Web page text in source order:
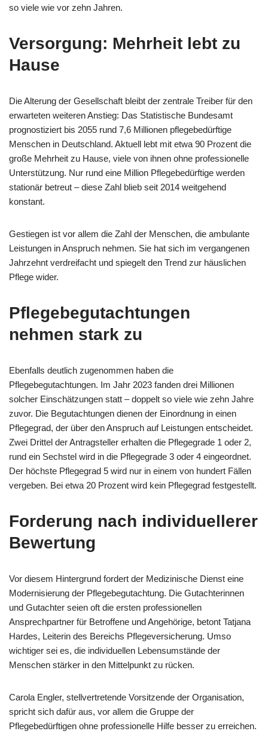
so viele wie vor zehn Jahren.
Versorgung: Mehrheit lebt zu
Hause
Die Alterung der Gesellschaft bleibt der zentrale Treiber für den
erwarteten weiteren Anstieg: Das Statistische Bundesamt
prognostiziert bis 2055 rund 7,6 Millionen pflegebedürftige
Menschen in Deutschland. Aktuell lebt mit etwa 90 Prozent die
große Mehrheit zu Hause, viele von ihnen ohne professionelle
Unterstützung. Nur rund eine Million Pflegebedürftige werden
stationär betreut – diese Zahl blieb seit 2014 weitgehend
konstant.
Gestiegen ist vor allem die Zahl der Menschen, die ambulante
Leistungen in Anspruch nehmen. Sie hat sich im vergangenen
Jahrzehnt verdreifacht und spiegelt den Trend zur häuslichen
Pflege wider.
Pflegebegutachtungen
nehmen stark zu
Ebenfalls deutlich zugenommen haben die
Pflegebegutachtungen. Im Jahr 2023 fanden drei Millionen
solcher Einschätzungen statt – doppelt so viele wie zehn Jahre
zuvor. Die Begutachtungen dienen der Einordnung in einen
Pflegegrad, der über den Anspruch auf Leistungen entscheidet.
Zwei Drittel der Antragsteller erhalten die Pflegegrade 1 oder 2,
rund ein Sechstel wird in die Pflegegrade 3 oder 4 eingeordnet.
Der höchste Pflegegrad 5 wird nur in einem von hundert Fällen
vergeben. Bei etwa 20 Prozent wird kein Pflegegrad festgestellt.
Forderung nach individuellerer
Bewertung
Vor diesem Hintergrund fordert der Medizinische Dienst eine
Modernisierung der Pflegebegutachtung. Die Gutachterinnen
und Gutachter seien oft die ersten professionellen
Ansprechpartner für Betroffene und Angehörige, betont Tatjana
Hardes, Leiterin des Bereichs Pflegeversicherung. Umso
wichtiger sei es, die individuellen Lebensumstände der
Menschen stärker in den Mittelpunkt zu rücken.
Carola Engler, stellvertretende Vorsitzende der Organisation,
spricht sich dafür aus, vor allem die Gruppe der
Pflegebedürftigen ohne professionelle Hilfe besser zu erreichen.